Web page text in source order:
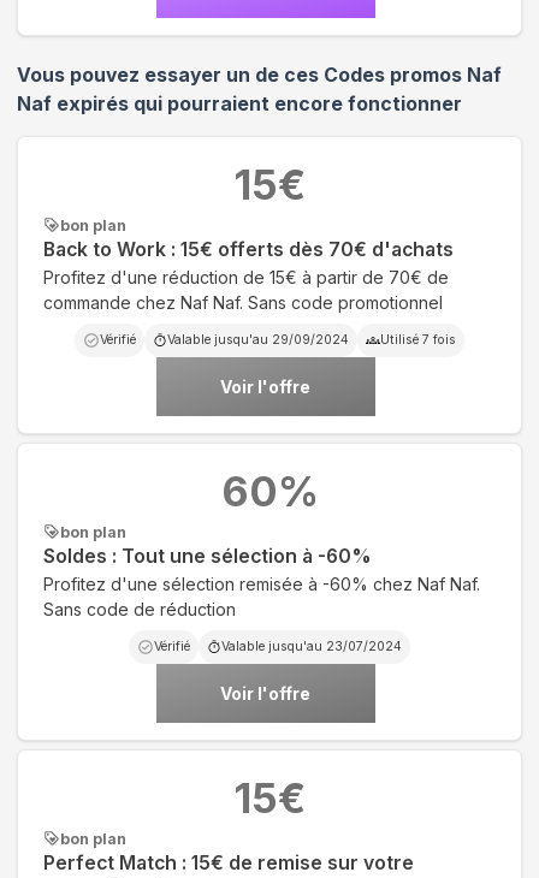
Vous pouvez essayer un de ces Codes promos Naf
Naf expirés qui pourraient encore fonctionner
bon plan
Back to Work : 15€ offerts dès 70€ d'achats
Profitez d'une réduction de 15€ à partir de 70€ de
commande chez Naf Naf. Sans code promotionnel
Vérifié Valable jusqu'au 29/09/2024 Utilisé 7 fois
Voir l'offre
15€
bon plan
Soldes : Tout une sélection à -60%
Profitez d'une sélection remisée à -60% chez Naf Naf.
Sans code de réduction
Vérifié Valable jusqu'au 23/07/2024
Voir l'offre
60%
bon plan
Perfect Match : 15€ de remise sur votre
15€